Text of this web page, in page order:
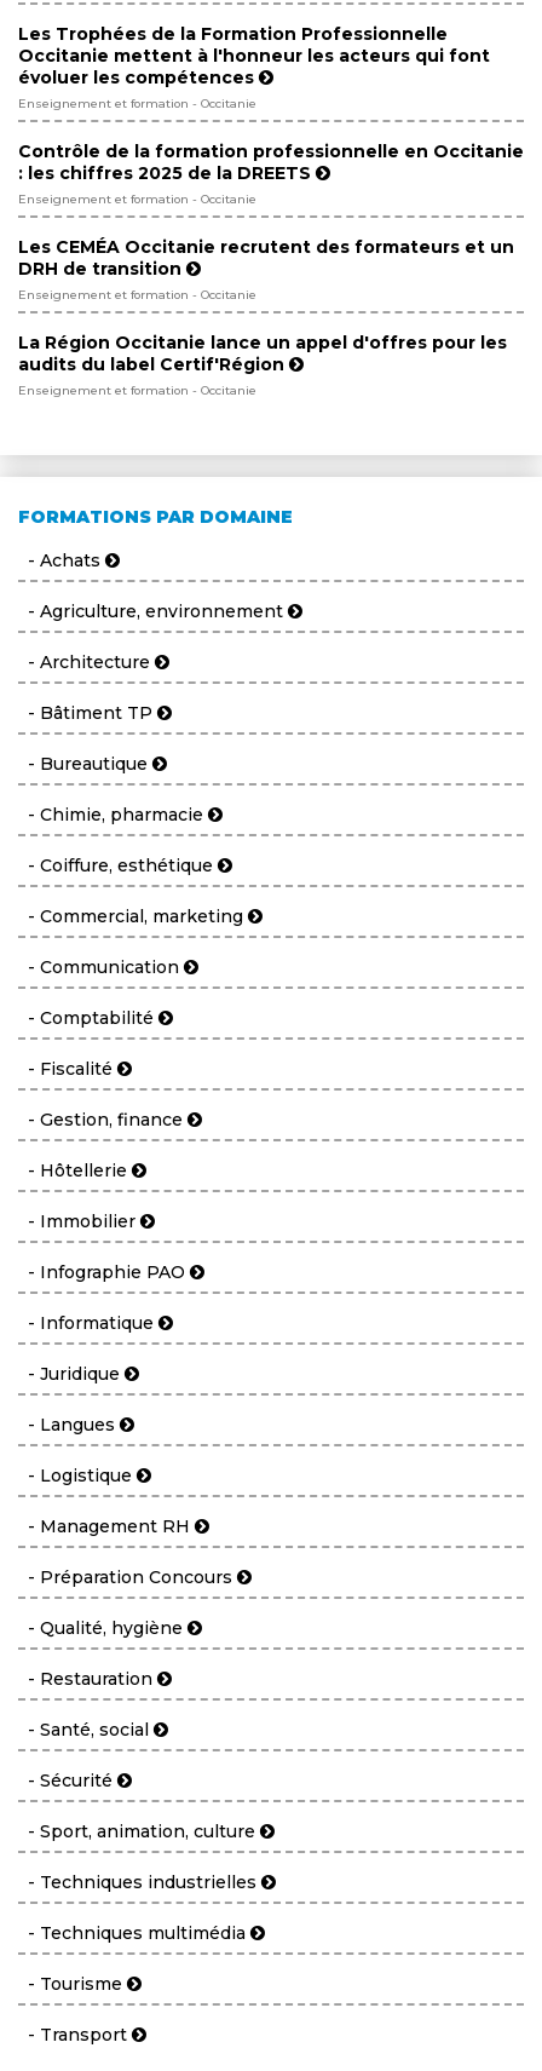
Les Trophées de la Formation Professionnelle
Occitanie mettent à l'honneur les acteurs qui font
évoluer les compétences
Enseignement et formation - Occitanie
Contrôle de la formation professionnelle en Occitanie
: les chiffres 2025 de la DREETS
Enseignement et formation - Occitanie
Les CEMÉA Occitanie recrutent des formateurs et un
DRH de transition
Enseignement et formation - Occitanie
La Région Occitanie lance un appel d'offres pour les
audits du label Certif'Région
Enseignement et formation - Occitanie
FORMATIONS PAR DOMAINE
- Achats
- Agriculture, environnement
- Architecture
- Bâtiment TP
- Bureautique
- Chimie, pharmacie
- Coiffure, esthétique
- Commercial, marketing
- Communication
- Comptabilité
- Fiscalité
- Gestion, finance
- Hôtellerie
- Immobilier
- Infographie PAO
- Informatique
- Juridique
- Langues
- Logistique
- Management RH
- Préparation Concours
- Qualité, hygiène
- Restauration
- Santé, social
- Sécurité
- Sport, animation, culture
- Techniques industrielles
- Techniques multimédia
- Tourisme
- Transport